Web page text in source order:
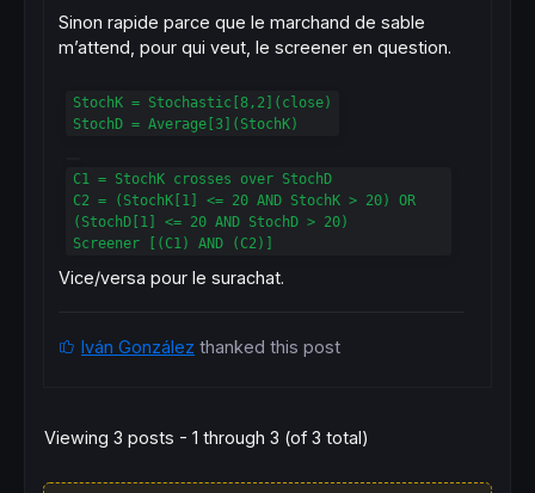
Sinon rapide parce que le marchand de sable
m’attend, pour qui veut, le screener en question.
StochK = Stochastic[8,2](close)
StochD = Average[3](StochK)
C1 = StochK crosses over StochD
C2 = (StochK[1] <= 20 AND StochK > 20) OR
(StochD[1] <= 20 AND StochD > 20)
Screener [(C1) AND (C2)]
Vice/versa pour le surachat.
Iván González thanked this post
Viewing 3 posts - 1 through 3 (of 3 total)